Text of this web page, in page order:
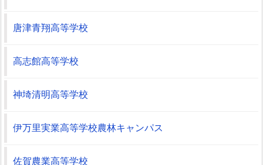
唐津青翔高等学校
高志館高等学校
神埼清明高等学校
伊万里実業高等学校農林キャンパス
佐賀農業高等学校